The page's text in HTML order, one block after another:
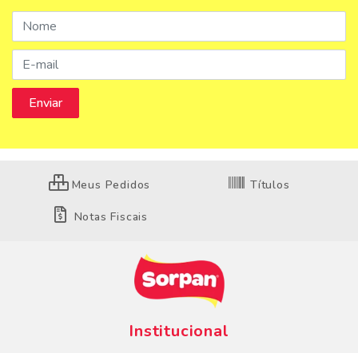
Meus Pedidos Títulos
Notas Fiscais
Institucional